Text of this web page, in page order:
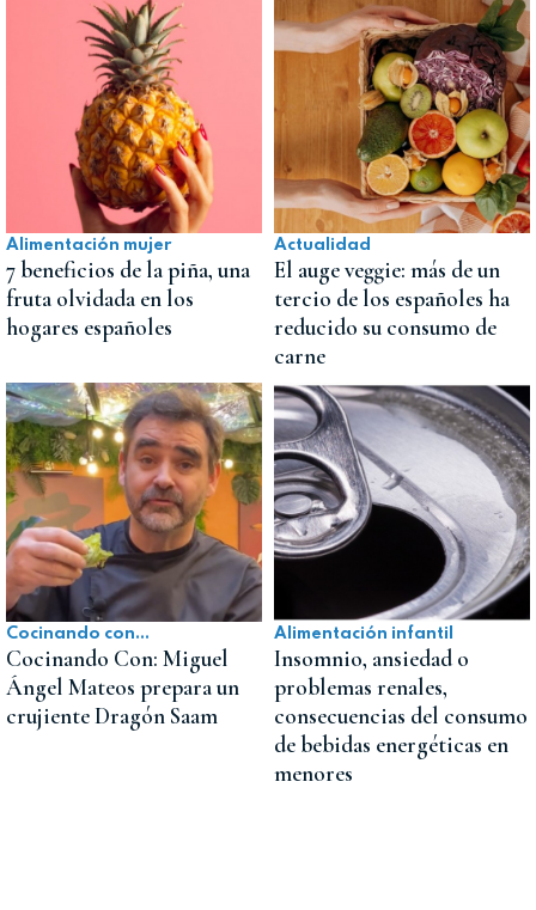
Alimentación mujer
7 beneficios de la piña, una
fruta olvidada en los
hogares españoles
Actualidad
El auge veggie: más de un
tercio de los españoles ha
reducido su consumo de
carne
Cocinando con...
Cocinando Con: Miguel
Ángel Mateos prepara un
crujiente Dragón Saam
Alimentación infantil
Insomnio, ansiedad o
problemas renales,
consecuencias del consumo
de bebidas energéticas en
menores